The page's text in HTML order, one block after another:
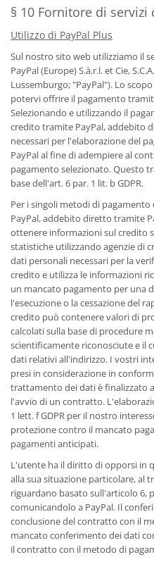
§ 10 Fornitore di servizi
Utilizzo di PayPal Plus
Sul nostro sito web utilizziamo il
PayPal (Europe) S.à.r.l. et Cie,
Lussemburgo; "PayPal"). Lo
potervi offrire il pagamento
Selezionando e utilizzando il
credito tramite PayPal, addebito
necessari per l'elaborazione del
PayPal al fine di adempiere al
pagamento selezionato. Questo
base dell'art. 6 par. 1 lit. b GDPR.
Per i singoli metodi di
PayPal, addebito diretto tramite
ottenere informazioni sul credito
statistiche utilizzando agenzie di
dati personali necessari per la
credito e utilizza le informazioni
un mancato pagamento per una
l'esecuzione o la cessazione del
credito può contenere valori di
calcolati sulla base di procedure
scientificamente riconosciute e il
dati relativi all'indirizzo. I vostri
presi in considerazione in
trattamento dei dati è finalizzato
l'avvio di un contratto.
1 lett. f GDPR per il nostro
protezione contro il mancato
pagamenti anticipati.
L'utente ha il diritto di opporsi in
alla sua situazione particolare, al
riguardano basato sull'articolo 6,
comunicandolo a PayPal. Il
conclusione del contratto con il
mancato conferimento dei dati
il contratto con il metodo di